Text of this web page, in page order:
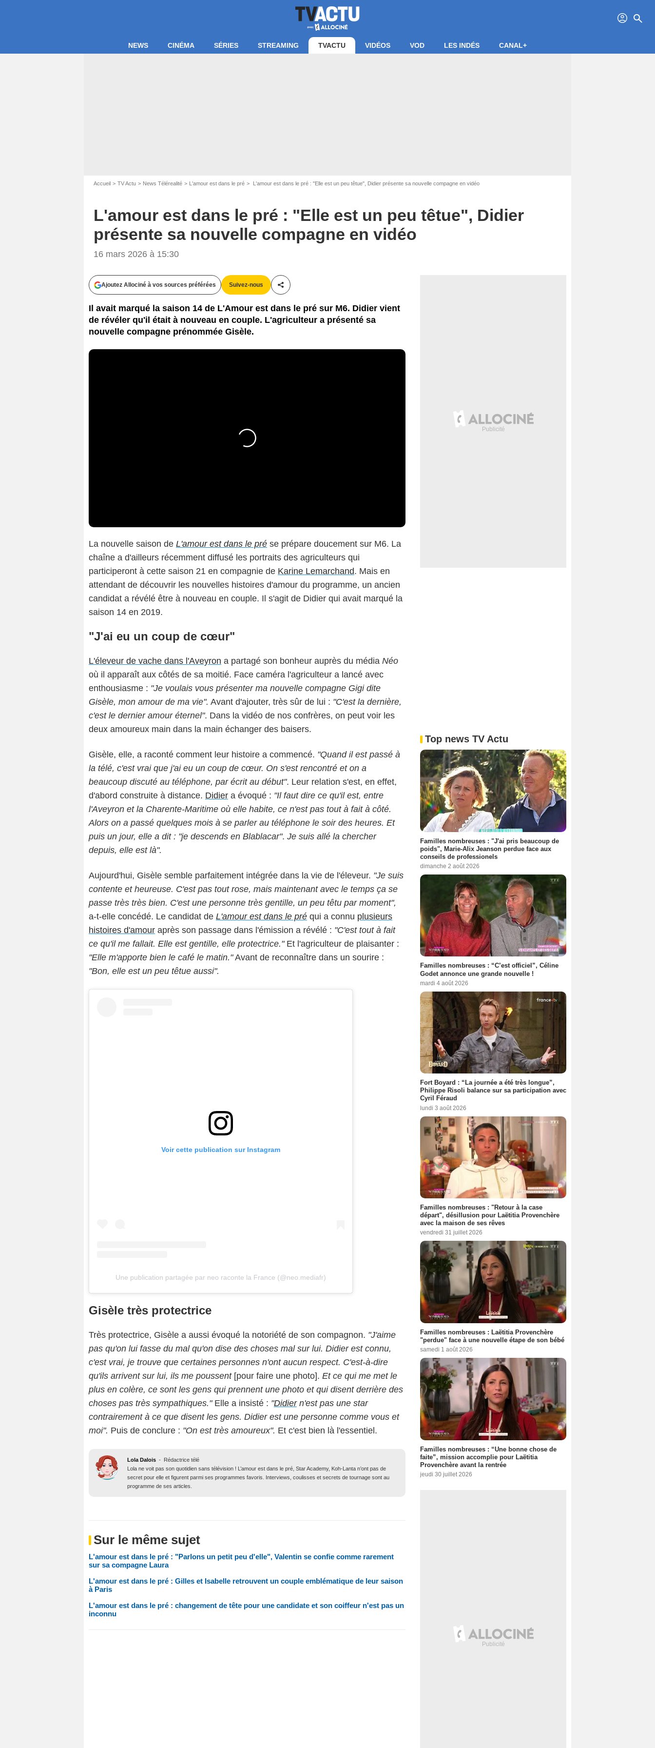
profil search
NEWS CINÉMA SÉRIES STREAMING TVACTU VIDÉOS VOD LES INDÉS CANAL+
Accueil TV Actu News Télérealité L'amour est dans le pré L'amour est dans le pré : "Elle est un peu têtue", Didier présente sa nouvelle compagne en vidéo
L'amour est dans le pré : "Elle est un peu têtue", Didier
présente sa nouvelle compagne en vidéo
16 mars 2026 à 15:30
Ajoutez Allociné à vos sources préférées Suivez-nous
Partager cet article
Il avait marqué la saison 14 de L'Amour est dans le pré sur M6. Didier vient
de révéler qu'il était à nouveau en couple. L'agriculteur a présenté sa
nouvelle compagne prénommée Gisèle.
La nouvelle saison de L'amour est dans le pré se prépare doucement sur M6. La
chaîne a d'ailleurs récemment diffusé les portraits des agriculteurs qui
participeront à cette saison 21 en compagnie de Karine Lemarchand. Mais en
attendant de découvrir les nouvelles histoires d'amour du programme, un ancien
candidat a révélé être à nouveau en couple. Il s'agit de Didier qui avait marqué la
saison 14 en 2019.
"J'ai eu un coup de cœur"
L'éleveur de vache dans l'Aveyron a partagé son bonheur auprès du média Néo
où il apparaît aux côtés de sa moitié. Face caméra l'agriculteur a lancé avec
enthousiasme : "Je voulais vous présenter ma nouvelle compagne Gigi dite
Gisèle, mon amour de ma vie". Avant d'ajouter, très sûr de lui : "C'est la dernière,
c'est le dernier amour éternel". Dans la vidéo de nos confrères, on peut voir les
deux amoureux main dans la main échanger des baisers.
Gisèle, elle, a raconté comment leur histoire a commencé. "Quand il est passé à
la télé, c'est vrai que j'ai eu un coup de cœur. On s'est rencontré et on a
beaucoup discuté au téléphone, par écrit au début". Leur relation s'est, en effet,
d'abord construite à distance. Didier a évoqué : "Il faut dire ce qu'il est, entre
l'Aveyron et la Charente-Maritime où elle habite, ce n'est pas tout à fait à côté.
Alors on a passé quelques mois à se parler au téléphone le soir des heures. Et
puis un jour, elle a dit : "je descends en Blablacar". Je suis allé la chercher
depuis, elle est là".
Aujourd'hui, Gisèle semble parfaitement intégrée dans la vie de l'éleveur. "Je suis
contente et heureuse. C'est pas tout rose, mais maintenant avec le temps ça se
passe très très bien. C'est une personne très gentille, un peu têtu par moment",
a-t-elle concédé. Le candidat de L'amour est dans le pré qui a connu plusieurs
histoires d'amour après son passage dans l'émission a révélé : "C'est tout à fait
ce qu'il me fallait. Elle est gentille, elle protectrice."Et l'agriculteur de plaisanter :
"Elle m'apporte bien le café le matin."Avant de reconnaître dans un sourire :
"Bon, elle est un peu têtue aussi".
Voir cette publication sur Instagram
Une publication partagée par neo raconte la France (@neo.mediafr)
Gisèle très protectrice
Très protectrice, Gisèle a aussi évoqué la notoriété de son compagnon. "J'aime
pas qu'on lui fasse du mal qu'on dise des choses mal sur lui. Didier est connu,
c'est vrai, je trouve que certaines personnes n'ont aucun respect. C'est-à-dire
qu'ils arrivent sur lui, ils me poussent[pour faire une photo]. Et ce qui me met le
plus en colère, ce sont les gens qui prennent une photo et qui disent derrière des
choses pas très sympathiques."Elle a insisté : "Didiern'est pas une star
contrairement à ce que disent les gens. Didier est une personne comme vous et
moi". Puis de conclure : "On est très amoureux". Et c'est bien là l'essentiel.
Lola Dalois - Rédactrice télé
Lola ne voit pas son quotidien sans télévision ! L’amour est dans le pré, Star Academy, Koh-Lanta n’ont pas de
secret pour elle et figurent parmi ses programmes favoris. Interviews, coulisses et secrets de tournage sont au
programme de ses articles.
Sur le même sujet
L'amour est dans le pré : "Parlons un petit peu d'elle", Valentin se confie comme rarement
sur sa compagne Laura
L'amour est dans le pré : Gilles et Isabelle retrouvent un couple emblématique de leur saison
à Paris
L'amour est dans le pré : changement de tête pour une candidate et son coiffeur n'est pas un
inconnu
Top news TV Actu
Familles nombreuses : "J'ai pris beaucoup de
poids", Marie-Alix Jeanson perdue face aux
conseils de professionels
dimanche 2 août 2026
Familles nombreuses : “C’est officiel”, Céline
Godet annonce une grande nouvelle !
mardi 4 août 2026
Fort Boyard : “La journée a été très longue”,
Philippe Risoli balance sur sa participation avec
Cyril Féraud
lundi 3 août 2026
Familles nombreuses : "Retour à la case
départ", désillusion pour Laëtitia Provenchère
avec la maison de ses rêves
vendredi 31 juillet 2026
Familles nombreuses : Laëtitia Provenchère
"perdue" face à une nouvelle étape de son bébé
samedi 1 août 2026
Familles nombreuses : “Une bonne chose de
faite”, mission accomplie pour Laëtitia
Provenchère avant la rentrée
jeudi 30 juillet 2026